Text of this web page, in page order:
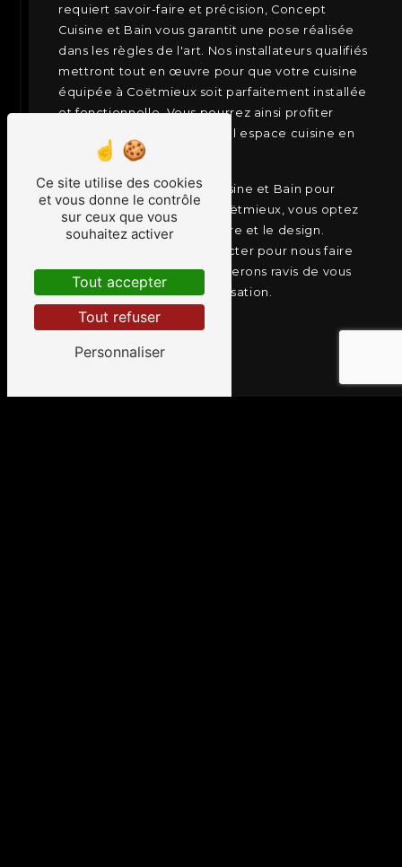
requiert savoir-faire et précision, Concept
Cuisine et Bain vous garantit une pose réalisée
dans les règles de l'art. Nos installateurs qualifiés
mettront tout en œuvre pour que votre cuisine
équipée à Coëtmieux soit parfaitement installée
et fonctionnelle. Vous pourrez ainsi profiter
pleinement de votre nouvel espace cuisine en
toute sérénité.
En choisissant Concept Cuisine et Bain pour
votre cuisine équipée à Coëtmieux, vous optez
pour la qualité, le sur mesure et le design.
N'hésitez pas à nous contacter pour nous faire
part de votre projet, nous serons ravis de vous
accompagner dans sa réalisation.
Ce site utilise des cookies
et vous donne le contrôle
sur ceux que vous
souhaitez activer
Tout accepter
Tout refuser
Personnaliser